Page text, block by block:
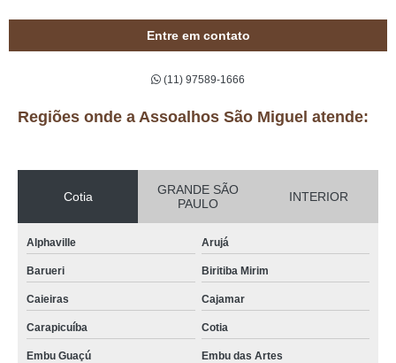
Entre em contato
(11) 97589-1666
Regiões onde a Assoalhos São Miguel atende:
Cotia
GRANDE SÃO
PAULO
INTERIOR
Alphaville Arujá
Barueri Biritiba Mirim
Caieiras Cajamar
Carapicuíba Cotia
Embu Guaçú Embu das Artes